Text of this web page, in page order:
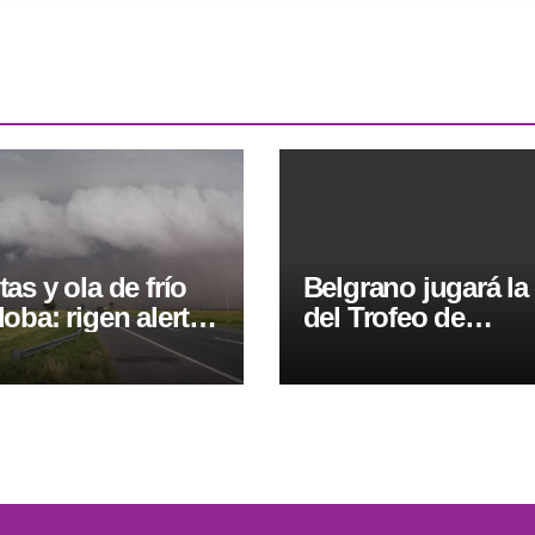
y ola de frío
rigen alertas
y naranja
Belgrano jugará la
del Trofeo de
Kempes